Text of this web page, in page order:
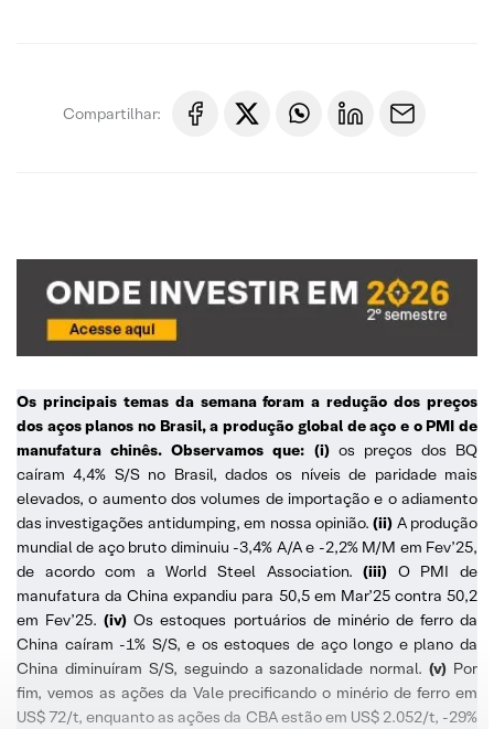
Compartilhar:
Os principais temas da semana foram a redução dos preços
dos aços planos no Brasil, a produção global de aço e o PMI de
manufatura chinês. Observamos que: (i) os preços dos BQ
caíram 4,4% S/S no Brasil, dados os níveis de paridade mais
elevados, o aumento dos volumes de importação e o adiamento
das investigações antidumping, em nossa opinião. (ii) A produção
mundial de aço bruto diminuiu -3,4% A/A e -2,2% M/M em Fev’25,
de acordo com a World Steel Association.(iii) O PMI de
manufatura da China expandiu para 50,5 em Mar’25 contra 50,2
em Fev’25.(iv)Os estoques portuários de minério de ferro da
China caíram -1% S/S, e os estoques de aço longo e plano da
China diminuíram S/S, seguindo a sazonalidade normal.(v) Por
fim, vemos as ações da Vale precificando o minério de ferro em
US$ 72/t, enquanto as ações da CBA estão em US$ 2.052/t, -29%